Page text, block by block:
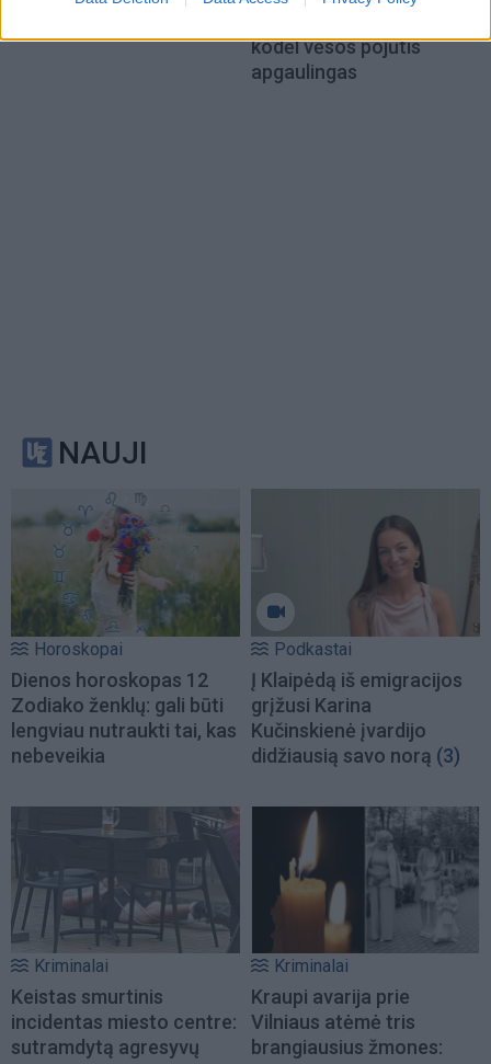
kodėl vėsos pojūtis
apgaulingas
NAUJI
Horoskopai
Dienos horoskopas 12
Zodiako ženklų: gali būti
lengviau nutraukti tai, kas
nebeveikia
Podkastai
Į Klaipėdą iš emigracijos
grįžusi Karina
Kučinskienė įvardijo
didžiausią savo norą (3)
Kriminalai
Keistas smurtinis
incidentas miesto centre:
sutramdytą agresyvų
Kriminalai
Kraupi avarija prie
Vilniaus atėmė tris
brangiausius žmones: